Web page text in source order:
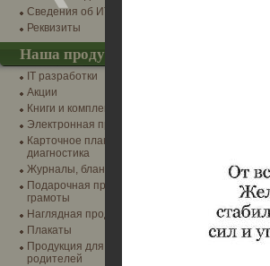
Сведения об ИТ-деятельности
Реквизиты
Наша продукция
IT разработки
Акции
Книги и комплекты
Электронная продукция
Карточное планирование и
диагностика
Журналы, бланки, канцтовары
Подарочная продукция и
грамоты
Наглядная продукция
Плакаты
Продукция для детей и
родителей